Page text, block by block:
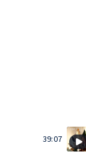
39:07